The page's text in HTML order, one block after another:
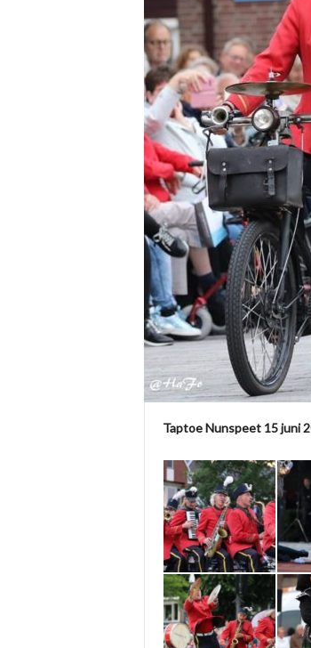
Taptoe Nunspeet 15 juni